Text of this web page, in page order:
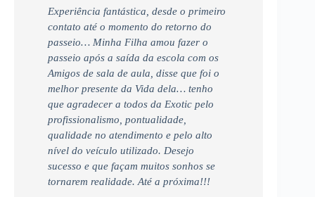
Experiência fantástica, desde o primeiro
contato até o momento do retorno do
passeio… Minha Filha amou fazer o
passeio após a saída da escola com os
Amigos de sala de aula, disse que foi o
melhor presente da Vida dela… tenho
que agradecer a todos da Exotic pelo
profissionalismo, pontualidade,
qualidade no atendimento e pelo alto
nível do veículo utilizado. Desejo
sucesso e que façam muitos sonhos se
tornarem realidade. Até a próxima!!!